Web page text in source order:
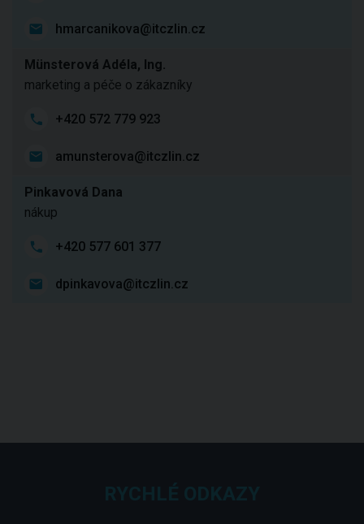
hmarcanikova@itczlin.cz
Münsterová Adéla, Ing.
marketing a péče o zákazníky
+420 572 779 923
amunsterova@itczlin.cz
Pinkavová Dana
nákup
+420 577 601 377
dpinkavova@itczlin.cz